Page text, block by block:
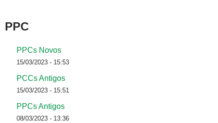
PPC
PPCs Novos
15/03/2023 - 15:53
PCCs Antigos
15/03/2023 - 15:51
PPCs Antigos
08/03/2023 - 13:36